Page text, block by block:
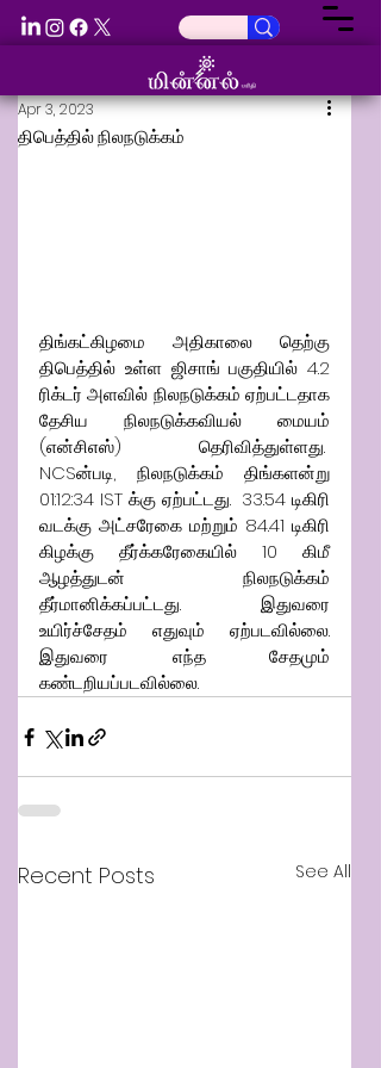
திபெத்தில் நிலநடுக்கம்
Apr 3, 2023
திங்கட்கிழமை அதிகாலை தெற்கு
திபெத்தில் உள்ள ஜிசாங் பகுதியில் 4.2
ரிக்டர் அளவில் நிலநடுக்கம் ஏற்பட்டதாக
தேசிய நிலநடுக்கவியல் மையம்
(என்சிஎஸ்) தெரிவித்துள்ளது.
NCSன்படி, நிலநடுக்கம் திங்களன்று
01:12:34 IST க்கு ஏற்பட்டது.  33.54 டிகிரி
வடக்கு அட்சரேகை மற்றும் 84.41 டிகிரி
கிழக்கு தீர்க்கரேகையில் 10 கிமீ
ஆழத்துடன் நிலநடுக்கம்
தீர்மானிக்கப்பட்டது.  இதுவரை
உயிர்ச்சேதம் எதுவும் ஏற்படவில்லை.
இதுவரை எந்த சேதமும்
கண்டறியப்படவில்லை.
Recent Posts See All